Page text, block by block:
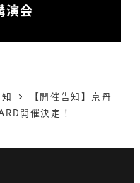
演会
【開催告知】京丹
開催決定！